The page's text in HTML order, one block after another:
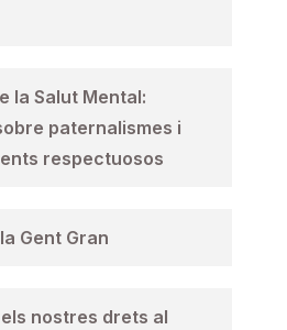
la Salut Mental:
paternalismes i
respectuosos
Gent Gran
nostres drets al